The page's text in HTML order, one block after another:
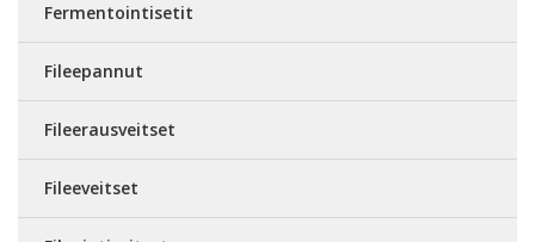
Fermentointisetit
Fileepannut
Fileerausveitset
Fileeveitset